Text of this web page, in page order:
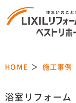
HOME 施工事例
浴室リフォーム